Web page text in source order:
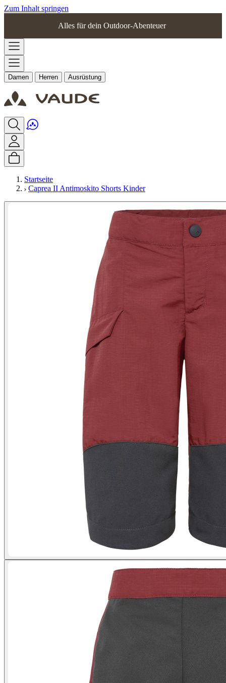
Zum Inhalt springen
Alles für dein Outdoor-Abenteuer
Damen Herren Ausrüstung
Startseite
Caprea II Antimoskito Shorts Kinder